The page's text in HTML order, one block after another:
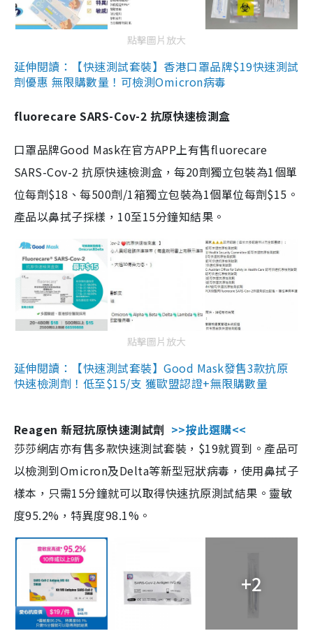
點擊圖片放大
延伸閱讀：【快速測試套裝】香港口罩品牌$19快速測試
劑優惠 無限購數量！可檢測Omicron病毒
fluorecare SARS-Cov-2 抗原快速檢測盒
口罩品牌Good Mask在官方APP上有售fluorecare
SARS-Cov-2 抗原快速檢測盒，每20劑獨立包裝為1個單
位每劑$18、每500劑/1箱獨立包裝為1個單位每劑$15。
產品以鼻拭子採樣，10至15分鐘知結果。
點擊圖片放大
延伸閱讀：【快速測試套裝】Good Mask發售3款抗原
快速檢測劑！低至$15/支 獲歐盟認證+無限購數量
Reagen 新冠抗原快速測試劑 >>按此選購<<
莎莎網店亦有售多款快速測試套裝，$19就買到。產品可
以檢測到Omicron及Delta等新型冠狀病毒，使用鼻拭子
樣本，只需15分鐘就可以取得快速抗原測試結果。靈敏
度95.2%，特異度98.1%。
+2